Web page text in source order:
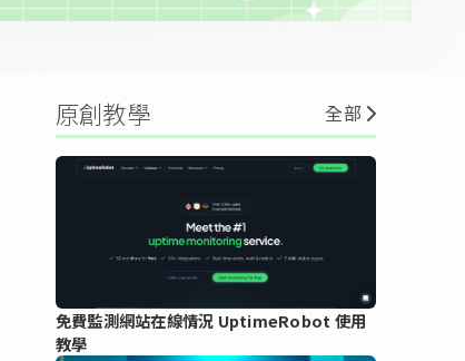
原創教學 全部
免費監測網站在線情況 UptimeRobot 使用
教學